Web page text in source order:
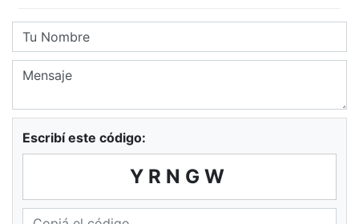
Escribí este código:
YRNGW